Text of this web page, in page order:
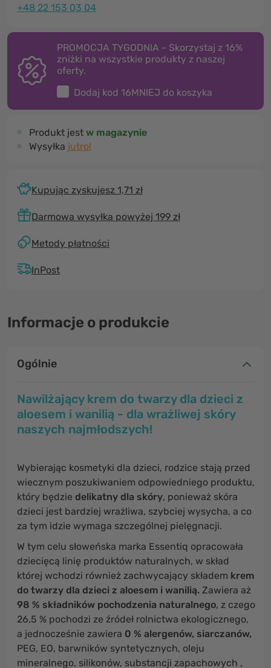
+48 22 153 03 04
PROMOCJA TYGODNIA - Skorzystaj z 16%
zniżki na wszystkie produkty z naszej
oferty.
Dodaj kod 16MNIEJ do koszyka
Produkt jest w magazynie
Wysyłka jutro!
Kupując zyskujesz 1,71 zł
Darmowa wysyłka powyżej 199 zł
Metody płatności
InPost
Informacje o produkcie
Ogólnie
Nawilżający krem ​​do twarzy dla dzieci z
aloesem i wanilią - dla wrażliwej skóry
naszych najmłodszych!
Wybierając kosmetyki dla dzieci, rodzice stają przed
wiecznym poszukiwaniem odpowiedniego produktu,
który będzie delikatny dla skóry, ponieważ skóra
dzieci jest bardziej wrażliwa, szybciej wysycha, a co
za tym idzie wymaga szczególnej pielęgnacji.
W tym celu słoweńska marka Essentiq opracowała
dziecięcą linię produktów naturalnych, w skład
której wchodzi również zachwycający składem krem
​​do twarzy dla dzieci z aloesem i wanilią. Zawiera aż
98 % składników pochodzenia naturalnego, z czego
26,5 % pochodzi ze źródeł rolnictwa ekologicznego,
a jednocześnie zawiera 0 % alergenów, siarczanów,
PEG, EO, barwników syntetycznych, oleju
mineralnego, silikonów, substancji zapachowych ,